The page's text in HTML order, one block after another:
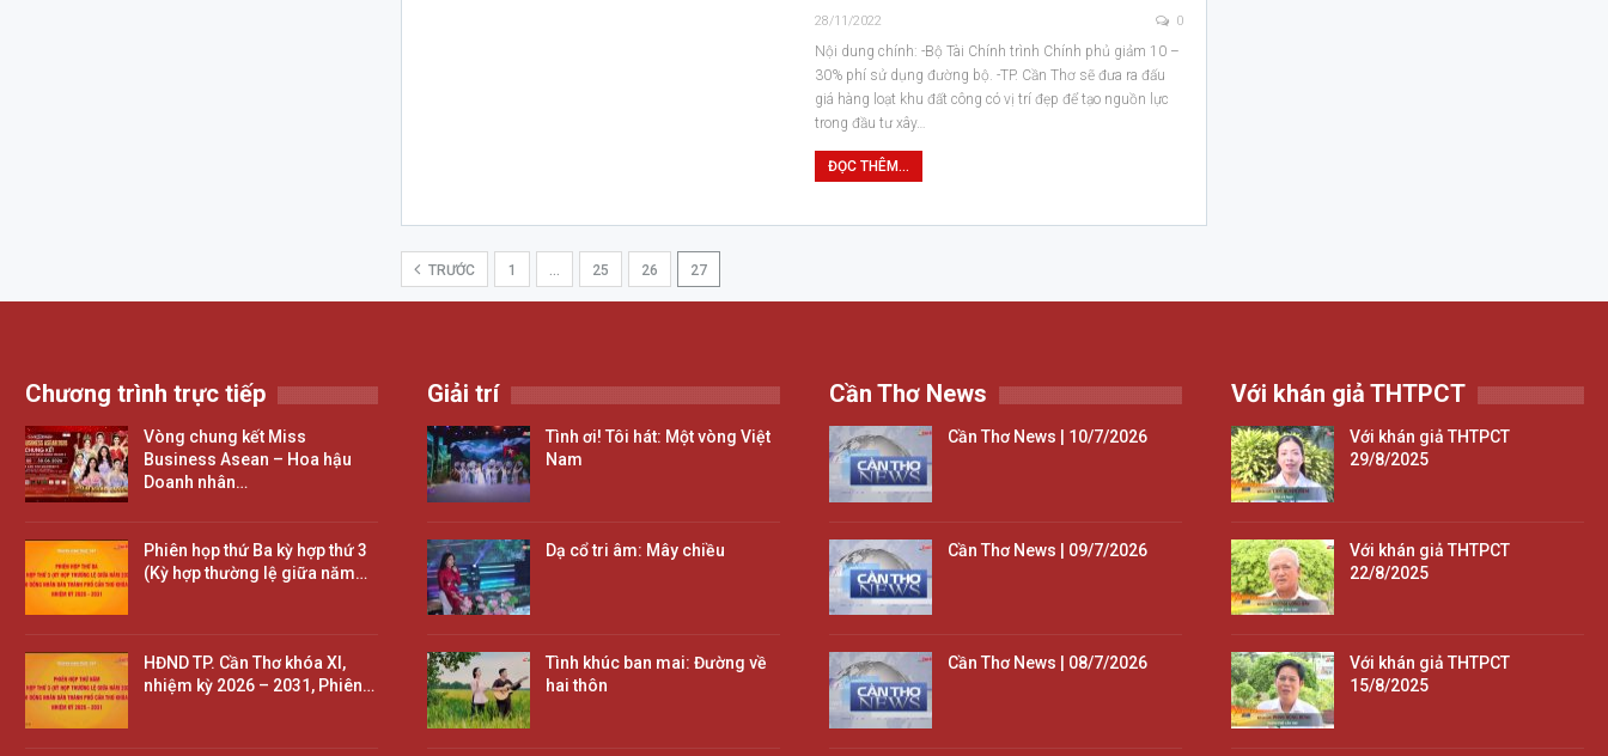
28/11/2022 0
Nội dung chính: -Bộ Tài Chính trình Chính phủ giảm 10 –
30% phí sử dụng đường bộ. -TP. Cần Thơ sẽ đưa ra đấu
giá hàng loạt khu đất công có vị trí đẹp để tạo nguồn lực
trong đầu tư xây…
ĐỌC THÊM...
TRƯỚC 1 25 26 27
Chương trình trực tiếp
Vòng chung kết Miss
Business Asean – Hoa hậu
Doanh nhân…
Phiên họp thứ Ba kỳ hợp thứ 3
(Kỳ hợp thường lệ giữa năm…
HĐND TP. Cần Thơ khóa XI,
nhiệm kỳ 2026 – 2031, Phiên…
Giải trí
Tình ơi! Tôi hát: Một vòng Việt
Nam
Dạ cổ tri âm: Mây chiều
Tình khúc ban mai: Đường về
hai thôn
Cần Thơ News
Cần Thơ News | 10/7/2026
Cần Thơ News | 09/7/2026
Cần Thơ News | 08/7/2026
Với khán giả THTPCT
Với khán giả THTPCT
29/8/2025
Với khán giả THTPCT
22/8/2025
Với khán giả THTPCT
15/8/2025